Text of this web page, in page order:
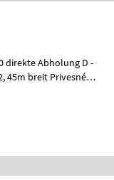
direkte Abholung D -
Privesné